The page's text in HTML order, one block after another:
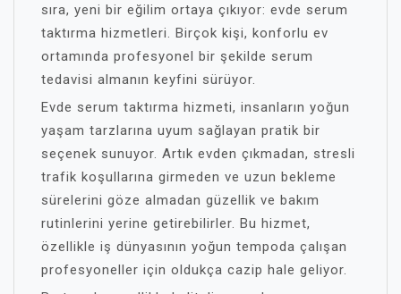
sıra, yeni bir eğilim ortaya çıkıyor: evde serum
taktırma hizmetleri. Birçok kişi, konforlu ev
ortamında profesyonel bir şekilde serum
tedavisi almanın keyfini sürüyor.
Evde serum taktırma hizmeti, insanların yoğun
yaşam tarzlarına uyum sağlayan pratik bir
seçenek sunuyor. Artık evden çıkmadan, stresli
trafik koşullarına girmeden ve uzun bekleme
sürelerini göze almadan güzellik ve bakım
rutinlerini yerine getirebilirler. Bu hizmet,
özellikle iş dünyasının yoğun tempoda çalışan
profesyoneller için oldukça cazip hale geliyor.